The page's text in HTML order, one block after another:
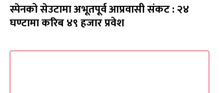
स्पेनको सेउटामा अभूतपूर्व आप्रवासी संकट : २४
घण्टामा करिब ४९ हजार प्रवेश